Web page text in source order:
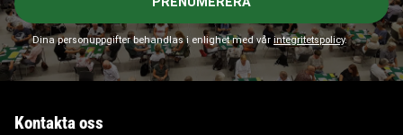
Dina personuppgifter behandlas i enlighet med vår integritetspolicy.
Kontakta oss